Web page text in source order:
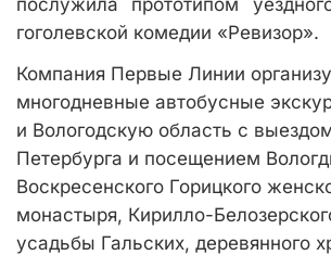
послужила прототипом
гоголевской комедии «Ревизор».
Компания Первые Линии
многодневные автобусные
и Вологодскую область с
Петербурга и посещением
Воскресенского Горицкого
монастыря, Кирилло-
усадьбы Гальских, деревянного